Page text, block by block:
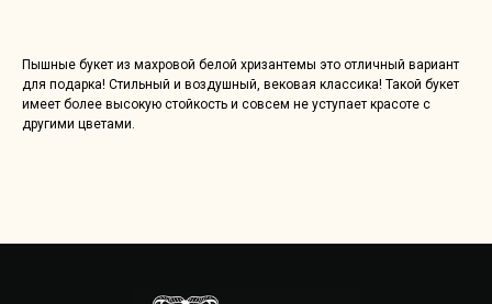
Пышные букет из махровой белой хризантемы это отличный вариант
для подарка! Стильный и воздушный, вековая классика! Такой букет
имеет более высокую стойкость и совсем не уступает красоте с
другими цветами.